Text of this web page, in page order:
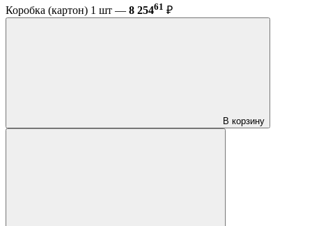
Коробка (картон) 1 шт — 8 25461 ₽
В корзину